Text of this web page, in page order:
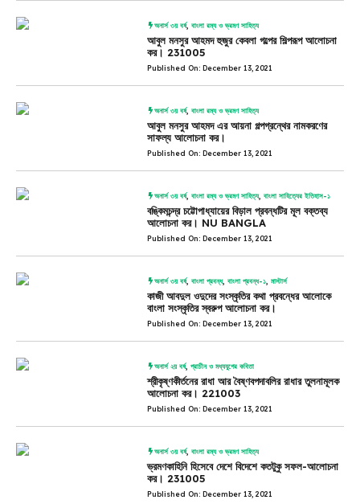
অনার্স ৩য় বর্ষ,বাংলা রম্য ও ভ্রমণ সাহিত্য
আবুল মনসুর আহমদ হুজুর কেবলা গল্পের শিল্পরূপ আলোচনা
কর। 231005
Published On: December 13, 2021
অনার্স ৩য় বর্ষ,বাংলা রম্য ও ভ্রমণ সাহিত্য
আবুল মনসুর আহমদ এর আয়না গল্পগ্রন্থের নামকরণের
সাফল্য আলোচনা কর।
Published On: December 13, 2021
অনার্স ৩য় বর্ষ,বাংলা রম্য ও ভ্রমণ সাহিত্য,বাংলা সাহিত্যের ইতিহাস-১
বঙ্কিমচন্দ্র চট্টোপাধ্যায়ের বিড়াল প্রবন্ধটির মূল বক্তব্য
আলোচনা কর। NU BANGLA
Published On: December 13, 2021
অনার্স ৩য় বর্ষ,বাংলা প্রবন্ধ,বাংলা প্রবন্ধ-১ ,মাস্টার্স
কাজী আবদুল ওদুদের সংস্কৃতির কথা প্রবন্ধের আলোকে
বাংলা সংস্কৃতির স্বরুপ আলোচনা কর।
Published On: December 13, 2021
অনার্স ২য় বর্ষ,প্রাচীন ও মধ্যযুগের কবিতা
শ্রীকৃষ্ণকীর্তনের রাধা আর বৈষ্ণবপদাবলির রাধার তুলনামূলক
আলোচনা কর। 221003
Published On: December 13, 2021
অনার্স ৩য় বর্ষ,বাংলা রম্য ও ভ্রমণ সাহিত্য
ভ্রমণকাহিনি হিসেবে দেশে বিদেশে কতটুকু সফল-আলোচনা
কর। 231005
Published On: December 13, 2021